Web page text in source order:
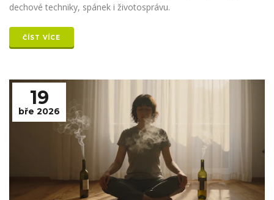
dechové techniky, spánek i životosprávu.
ČÍST VÍCE
19
bře 2026